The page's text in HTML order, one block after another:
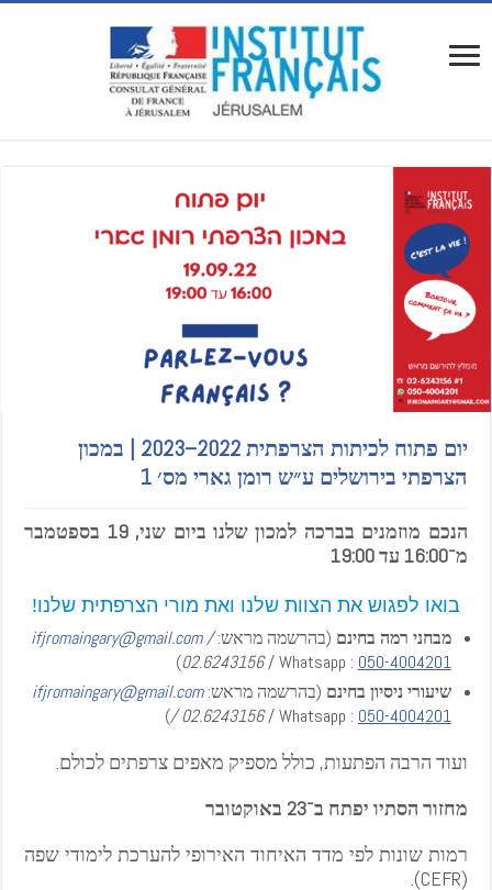
יום פתוח לכיתות הצרפתית 2022–2023 | במכון
הצרפתי בירושלים ע״ש רומן גארי מס׳ 1
הנכם מוזמנים בברכה למכון שלנו ביום שני, 19 בספטמבר
מ־16:00 עד 19:00
בואו לפגוש את הצוות שלנו ואת מורי הצרפתית שלנו!
מבחני רמה בחינם (בהרשמה מראש: ifjromaingary@gmail.com /
02.6243156/ Whatsapp : 050-4004201
)
שיעורי ניסיון בחינם (בהרשמה מראש:ifjromaingary@gmail.com
/ 02.6243156/ Whatsapp : 050-4004201
)
ועוד הרבה הפתעות, כולל מספיק מאפים צרפתים לכולם.
מחזור הסתיו יפתח ב־23 באוקטובר
רמות שונות לפי מדד האיחוד האירופי להערכת לימודי שפה
(CEFR).